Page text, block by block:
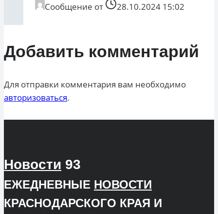
Сообщение от 28.10.2024 15:02
Добавить комментарий
Для отправки комментария вам необходимо
авторизоваться.
Новости 93
ЕЖЕДНЕВНЫЕ НОВОСТИ
КРАСНОДАРСКОГО КРАЯ И